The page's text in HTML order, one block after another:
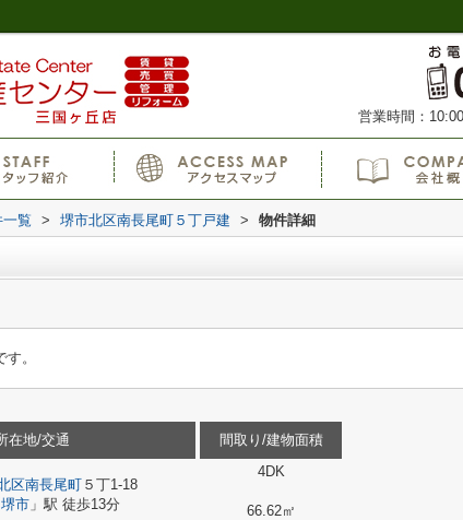
営業時間：
覧 > 堺市北区南長尾町５丁戸建 > 物件詳細
。
在地/交通
区南長尾町 ５丁1-18
堺市」駅 徒歩13分
間取り/建物面積
4DK
66.62㎡